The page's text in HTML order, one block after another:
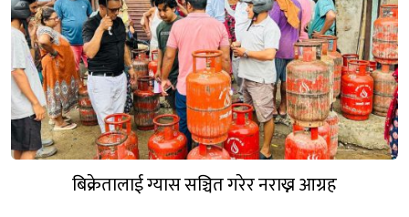
बिक्रेतालाई ग्यास सञ्चित गरेर नराख्न आग्रह